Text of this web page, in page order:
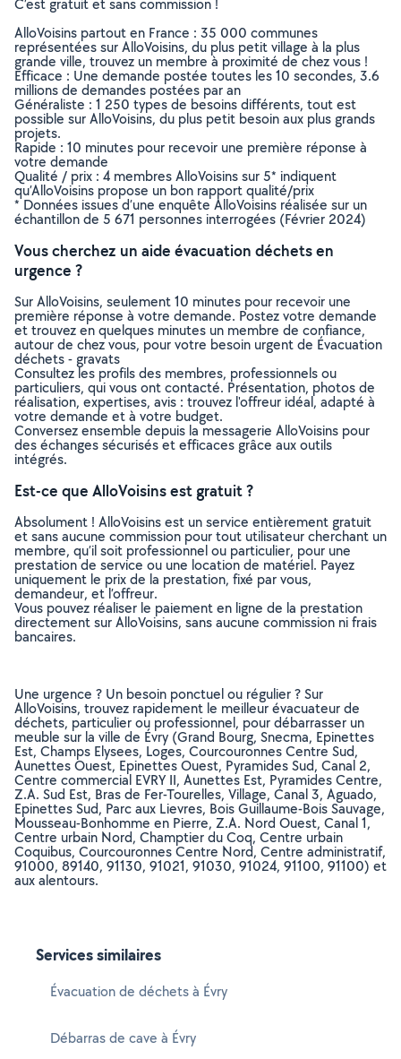
C’est gratuit et sans commission !
AlloVoisins partout en France : 35 000 communes
représentées sur AlloVoisins, du plus petit village à la plus
grande ville, trouvez un membre à proximité de chez vous !
Efficace : Une demande postée toutes les 10 secondes, 3.6
millions de demandes postées par an
Généraliste : 1 250 types de besoins différents, tout est
possible sur AlloVoisins, du plus petit besoin aux plus grands
projets.
Rapide : 10 minutes pour recevoir une première réponse à
votre demande
Qualité / prix : 4 membres AlloVoisins sur 5* indiquent
qu’AlloVoisins propose un bon rapport qualité/prix
* Données issues d’une enquête AlloVoisins réalisée sur un
échantillon de 5 671 personnes interrogées (Février 2024)
Vous cherchez un aide évacuation déchets en
urgence ?
Sur AlloVoisins, seulement 10 minutes pour recevoir une
première réponse à votre demande. Postez votre demande
et trouvez en quelques minutes un membre de confiance,
autour de chez vous, pour votre besoin urgent de Évacuation
déchets - gravats
Consultez les profils des membres, professionnels ou
particuliers, qui vous ont contacté. Présentation, photos de
réalisation, expertises, avis : trouvez l'offreur idéal, adapté à
votre demande et à votre budget.
Conversez ensemble depuis la messagerie AlloVoisins pour
des échanges sécurisés et efficaces grâce aux outils
intégrés.
Est-ce que AlloVoisins est gratuit ?
Absolument ! AlloVoisins est un service entièrement gratuit
et sans aucune commission pour tout utilisateur cherchant un
membre, qu’il soit professionnel ou particulier, pour une
prestation de service ou une location de matériel. Payez
uniquement le prix de la prestation, fixé par vous,
demandeur, et l’offreur.
Vous pouvez réaliser le paiement en ligne de la prestation
directement sur AlloVoisins, sans aucune commission ni frais
bancaires.
Une urgence ? Un besoin ponctuel ou régulier ? Sur
AlloVoisins, trouvez rapidement le meilleur évacuateur de
déchets, particulier ou professionnel, pour débarrasser un
meuble sur la ville de Évry (Grand Bourg, Snecma, Epinettes
Est, Champs Elysees, Loges, Courcouronnes Centre Sud,
Aunettes Ouest, Epinettes Ouest, Pyramides Sud, Canal 2,
Centre commercial EVRY II, Aunettes Est, Pyramides Centre,
Z.A. Sud Est, Bras de Fer-Tourelles, Village, Canal 3, Aguado,
Epinettes Sud, Parc aux Lievres, Bois Guillaume-Bois Sauvage,
Mousseau-Bonhomme en Pierre, Z.A. Nord Ouest, Canal 1,
Centre urbain Nord, Champtier du Coq, Centre urbain
Coquibus, Courcouronnes Centre Nord, Centre administratif,
91000, 89140, 91130, 91021, 91030, 91024, 91100, 91100) et
aux alentours.
Services similaires
Évacuation de déchets à Évry
Débarras de cave à Évry